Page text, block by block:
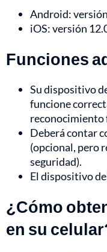
Android:
iOS: versión
Funciones
Su dispositivo
funcione
reconocimiento
Deberá contar
(opcional, pero
seguridad).
El dispositivo
¿Cómo
en su